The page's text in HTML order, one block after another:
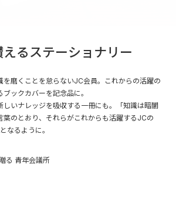
るステーショナリー
を磨くことを怠らないJC会員。これからの活躍の
ックカバーを記念品に。
しいナレッジを吸収する一冊にも。「知識は暗闇
葉のとおり、それらがこれからも活躍するJCの
なるように。
る 青年会議所